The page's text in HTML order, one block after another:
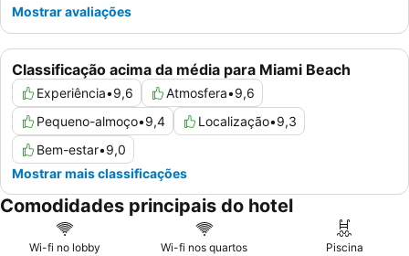
Classificação acima da média para Miami Beach
Experiência•9,6 Atmosfera•9,6
Pequeno-almoço•9,4 Localização•9,3
Bem-estar•9,0
Mostrar mais classificações
Mostrar avaliações
Comodidades principais do hotel
Wi-fi no lobby Wi-fi nos quartos Piscina